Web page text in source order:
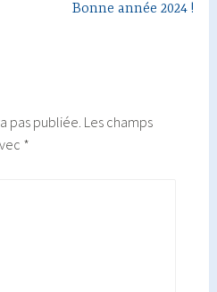
Bonne année 2024 !
pas publiée. Les champs
*